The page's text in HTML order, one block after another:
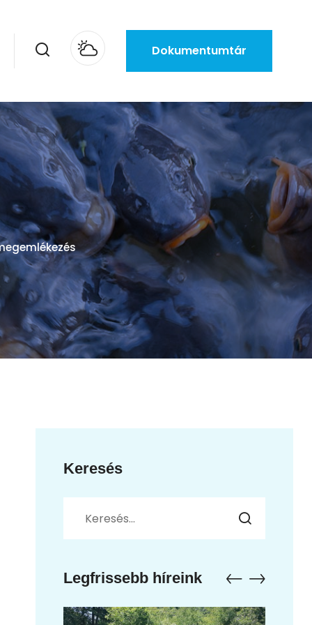
Dokumentumtár
Keresés
Legfrissebb híreink